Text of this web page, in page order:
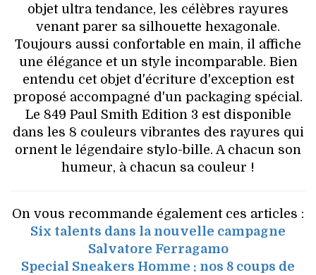
objet ultra tendance, les célèbres rayures
venant parer sa silhouette hexagonale.
Toujours aussi confortable en main, il affiche
une élégance et un style incomparable. Bien
entendu cet objet d'écriture d'exception est
proposé accompagné d'un packaging spécial.
Le 849 Paul Smith Edition 3 est disponible
dans les 8 couleurs vibrantes des rayures qui
ornent le légendaire stylo-bille. A chacun son
humeur, à chacun sa couleur !
On vous recommande également ces articles :
Six talents dans la nouvelle campagne
Salvatore Ferragamo
Special Sneakers Homme : nos 8 coups de